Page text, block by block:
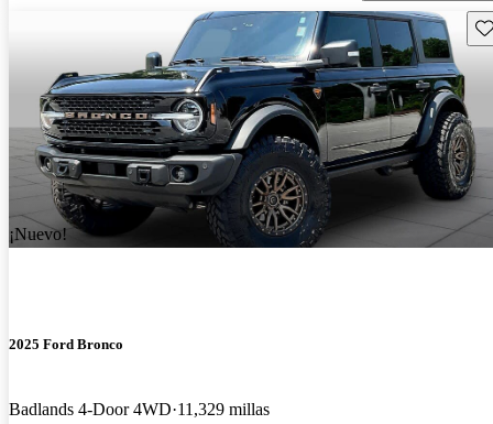
¡Nuevo!
2025 Ford Bronco
Badlands 4-Door 4WD 11,329 millas